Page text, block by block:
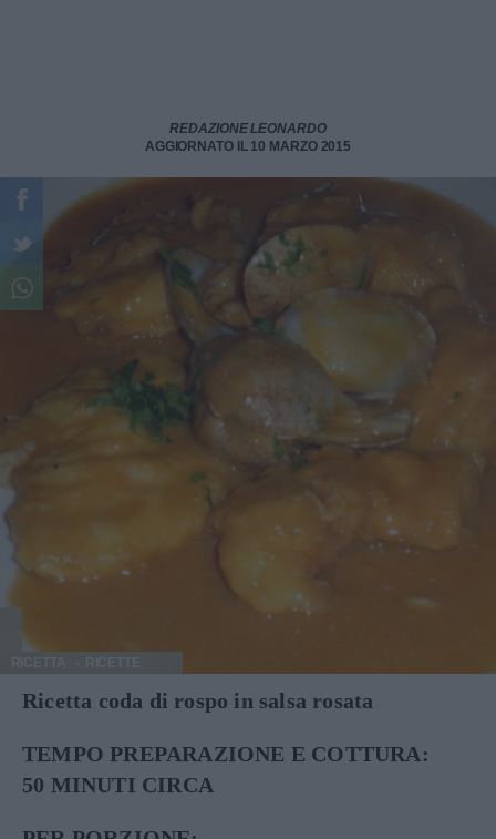
REDAZIONE LEONARDO
AGGIORNATO IL 10 MARZO 2015
RICETTA
Ricetta coda di rospo in salsa rosata
TEMPO PREPARAZIONE E COTTURA:
50 MINUTI CIRCA